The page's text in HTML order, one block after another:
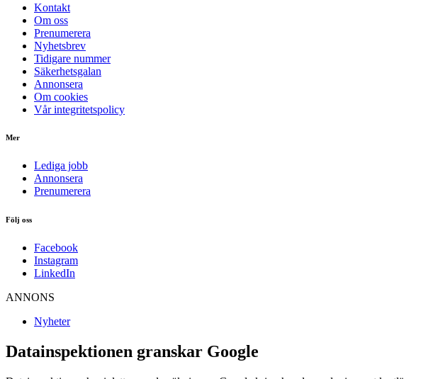
Kontakt
Om oss
Prenumerera
Nyhetsbrev
Tidigare nummer
Säkerhetsgalan
Annonsera
Om cookies
Vår integritetspolicy
Mer
Lediga jobb
Annonsera
Prenumerera
Följ oss
Facebook
Instagram
LinkedIn
ANNONS
Nyheter
Datainspektionen granskar Google